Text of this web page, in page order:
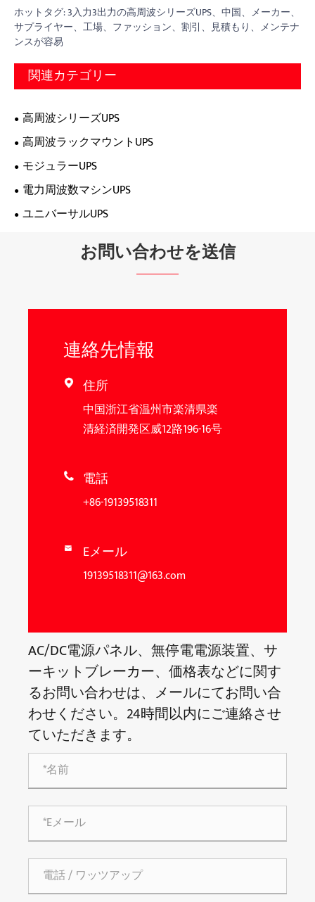
ホットタグ: 3入力3出力の高周波シリーズUPS、中国、メーカー、
サプライヤー、工場、ファッション、割引、見積もり、メンテナ
ンスが容易
関連カテゴリー
高周波シリーズUPS
高周波ラックマウントUPS
モジュラーUPS
電力周波数マシンUPS
ユニバーサルUPS
お問い合わせを送信
連絡先情報
 住所
中国浙江省温州市楽清県楽
清経済開発区威12路196-16号
 電話
+86-19139518311
 Eメール
19139518311@163.com
AC/DC電源パネル、無停電電源装置、サ
ーキットブレーカー、価格表などに関す
るお問い合わせは、メールにてお問い合
わせください。24時間以内にご連絡させ
ていただきます。